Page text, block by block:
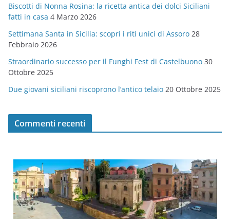
i
e
Biscotti di Nonna Rosina: la ricetta antica dei dolci Siciliani
fatti in casa 4 Marzo 2026
Settimana Santa in Sicilia: scopri i riti unici di Assoro 28
Febbraio 2026
Straordinario successo per il Funghi Fest di Castelbuono 30
Ottobre 2025
Due giovani siciliani riscoprono l’antico telaio 20 Ottobre 2025
Commenti recenti